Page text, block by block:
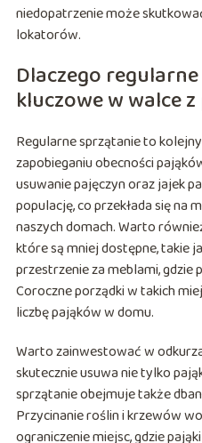
niedopatrzenie może
lokatorów.
Dlaczego
kluczowe w walce
Regularne sprzątanie to
zapobieganiu obecności
usuwanie pajęczyn oraz jajek
populację, co przekłada się na
naszych domach. Warto
które są mniej dostępne, takie
przestrzenie za meblami, gdzie
Coroczne porządki w takich
liczbę pająków w domu.
Warto zainwestować w
skutecznie usuwa nie tylko
sprzątanie obejmuje także
Przycinanie roślin i krzewów
ograniczenie miejsc, gdzie